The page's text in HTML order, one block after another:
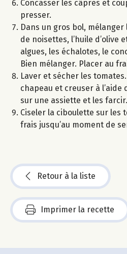
Concasser les câpres et
presser.
Dans un gros bol,
de noisettes, l’huile d’olive
algues, les échalotes, le
Bien mélanger. Placer au
Laver et sécher les
chapeau et creuser à l’aide
sur une assiette et les farcir.
Ciseler la ciboulette sur les
frais jusqu’au moment de
Retour à la liste
Imprimer la recette